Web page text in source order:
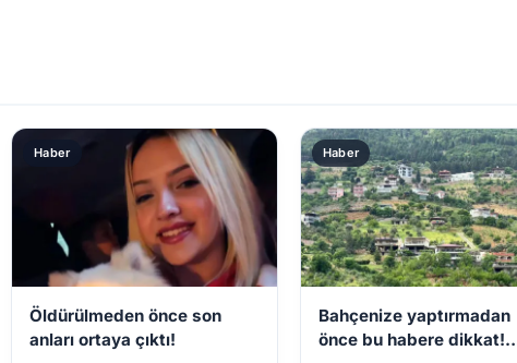
Haber
Öldürülmeden önce son
anları ortaya çıktı!
Haber
Bahçenize yaptırmadan
önce bu habere dikkat!